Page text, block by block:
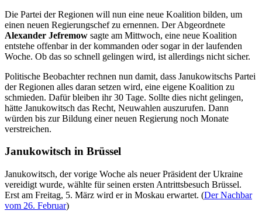
Die Partei der Regionen will nun eine neue Koalition bilden, um
einen neuen Regierungschef zu ernennen. Der Abgeordnete
Alexander Jefremow sagte am Mittwoch, eine neue Koalition
entstehe offenbar in der kommanden oder sogar in der laufenden
Woche. Ob das so schnell gelingen wird, ist allerdings nicht sicher.
Politische Beobachter rechnen nun damit, dass Janukowitschs Partei
der Regionen alles daran setzen wird, eine eigene Koalition zu
schmieden. Dafür bleiben ihr 30 Tage. Sollte dies nicht gelingen,
hätte Janukowitsch das Recht, Neuwahlen auszurufen. Dann
würden bis zur Bildung einer neuen Regierung noch Monate
verstreichen.
Janukowitsch in Brüssel
Janukowitsch, der vorige Woche als neuer Präsident der Ukraine
vereidigt wurde, wählte für seinen ersten Antrittsbesuch Brüssel.
Erst am Freitag, 5. März wird er in Moskau erwartet. (Der Nachbar
vom 26. Februar)